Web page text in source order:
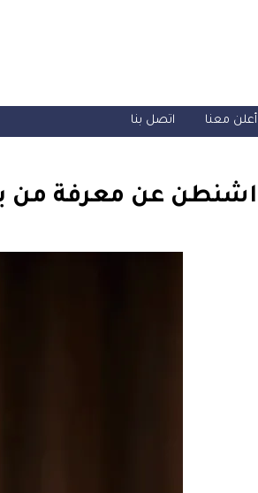
أعلن معنا اتصل بنا
عن معرفة من